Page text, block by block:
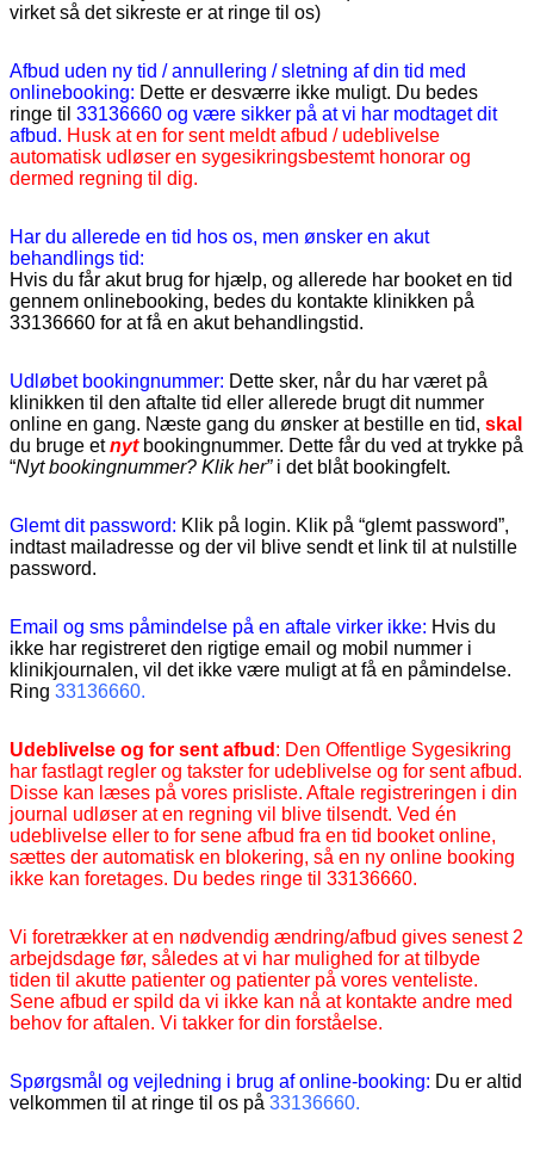
virket så det sikreste er at ringe til os)
Afbud uden ny tid / annullering / sletning af din tid med
onlinebooking: Dette er desværre ikke muligt. Du bedes
ringe til 33136660 og være sikker på at vi har modtaget dit
afbud. Husk at en for sent meldt afbud / udeblivelse
automatisk udløser en sygesikringsbestemt honorar og
dermed regning til dig.
Har du allerede en tid hos os, men ønsker en akut
behandlings tid:
Hvis du får akut brug for hjælp, og allerede har booket en tid
gennem onlinebooking, bedes du kontakte klinikken på
33136660 for at få en akut behandlingstid.
Udløbet bookingnummer: Dette sker, når du har været på
klinikken til den aftalte tid eller allerede brugt dit nummer
online en gang. Næste gang du ønsker at bestille en tid, skal
du bruge etnytbookingnummer. Dette får du ved at trykke på
“Nyt bookingnummer? Klik her” i det blåt bookingfelt.
Glemt dit password: Klik på login. Klik på “glemt password”,
indtast mailadresse og der vil blive sendt et link til at nulstille
password.
Email og sms påmindelse på en aftale virker ikke: Hvis du
ikke har registreret den rigtige email og mobil nummer i
klinikjournalen, vil det ikke være muligt at få en påmindelse.
Ring 33136660.
Udeblivelse og for sent afbud : Den Offentlige Sygesikring
har fastlagt regler og takster for udeblivelse og for sent afbud.
Disse kan læses på vores prisliste. Aftale registreringen i din
journal udløser at en regning vil blive tilsendt. Ved én
udeblivelse eller to for sene afbud fra en tid booket online,
sættes der automatisk en blokering, så en ny online booking
ikke kan foretages. Du bedes ringe til 33136660.
Vi foretrækker at en nødvendig ændring/afbud gives senest 2
arbejdsdage før, således at vi har mulighed for at tilbyde
tiden til akutte patienter og patienter på vores venteliste.
Sene afbud er spild da vi ikke kan nå at kontakte andre med
behov for aftalen. Vi takker for din forståelse.
Spørgsmål og vejledning i brug af online-booking: Du er altid
velkommen til at ringe til os på 33136660.